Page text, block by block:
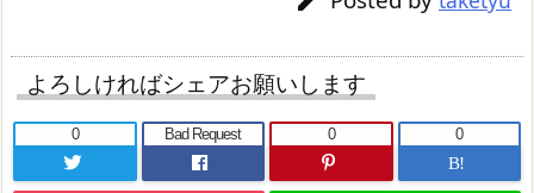
よろしければシェアお願いします
0 Bad Request
0
B!
0